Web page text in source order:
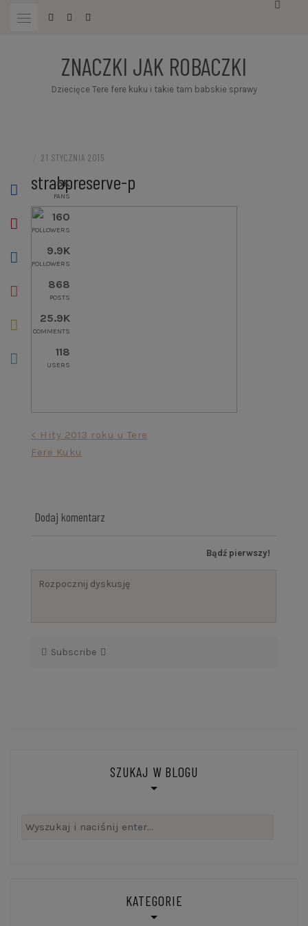
ZNACZKI JAK ROBACZKI
Dziecięce Tere fere kuku i takie tam babskie sprawy
21 STYCZNIA 2015
strabpreserve-p
Nawigacja
wpisu
< Hity 2013 roku u Tere
Fere Kuku
Dodaj komentarz
Bądź pierwszy!
Subscribe
SZUKAJ W BLOGU
Szukaj:
KATEGORIE
5K
FANS
160
FOLLOWERS
9.9K
FOLLOWERS
868
POSTS
25.9K
COMMENTS
118
USERS